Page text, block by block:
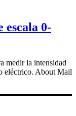
escala 0-
medir la intensidad
eléctrico. About Mail